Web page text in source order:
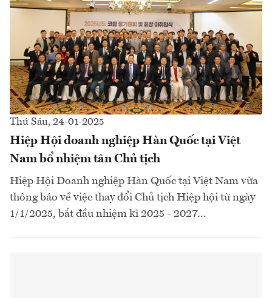
Thứ Sáu, 24-01-2025
Hiệp Hội doanh nghiệp Hàn Quốc tại Việt
Nam bổ nhiệm tân Chủ tịch
Hiệp Hội Doanh nghiệp Hàn Quốc tại Việt Nam vừa
thông báo về việc thay đổi Chủ tịch Hiệp hội từ ngày
1/1/2025, bắt đầu nhiệm kì 2025 - 2027...